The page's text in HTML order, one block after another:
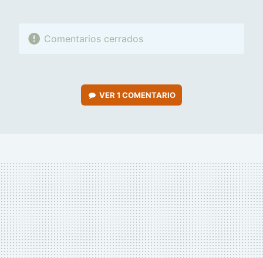
Comentarios cerrados
VER 1 COMENTARIO